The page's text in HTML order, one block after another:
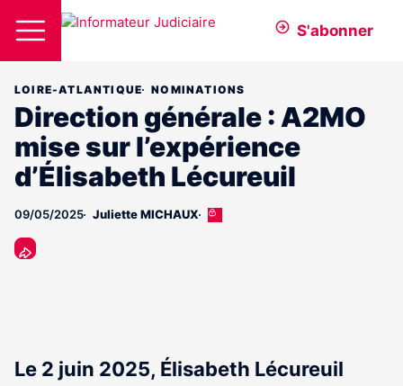
S'abonner
LOIRE-ATLANTIQUE NOMINATIONS
Direction générale : A2MO
mise sur l’expérience
d’Élisabeth Lécureuil
09/05/2025 Juliette MICHAUX
Cet
Le 2 juin 2025, Élisabeth Lécureuil